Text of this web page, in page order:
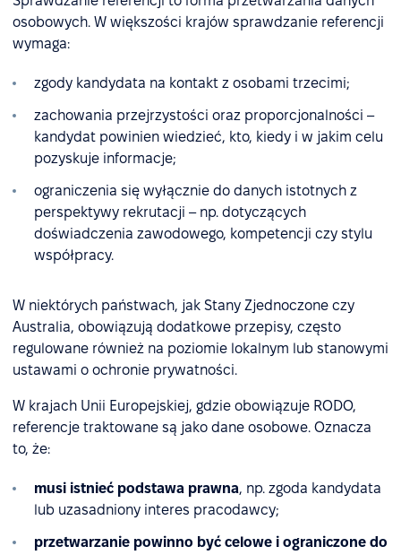
osobowych. W większości krajów sprawdzanie referencji
wymaga:
zgody kandydata na kontakt z osobami trzecimi;
zachowania przejrzystości oraz proporcjonalności –
kandydat powinien wiedzieć, kto, kiedy i w jakim celu
pozyskuje informacje;
ograniczenia się wyłącznie do danych istotnych z
perspektywy rekrutacji – np. dotyczących
doświadczenia zawodowego, kompetencji czy stylu
współpracy.
W niektórych państwach, jak Stany Zjednoczone czy
Australia, obowiązują dodatkowe przepisy, często
regulowane również na poziomie lokalnym lub stanowymi
ustawami o ochronie prywatności.
W krajach Unii Europejskiej, gdzie obowiązuje RODO,
referencje traktowane są jako dane osobowe. Oznacza
to, że:
musi istnieć podstawa prawna, np. zgoda kandydata
lub uzasadniony interes pracodawcy;
przetwarzanie powinno być celowe i ograniczone do